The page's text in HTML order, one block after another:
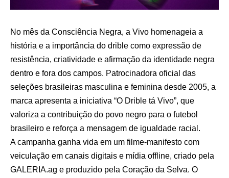
No mês da Consciência Negra, a Vivo homenageia a
história e a importância do drible como expressão de
resistência, criatividade e afirmação da identidade negra
dentro e fora dos campos. Patrocinadora oficial das
seleções brasileiras masculina e feminina desde 2005, a
marca apresenta a iniciativa “O Drible tá Vivo”, que
valoriza a contribuição do povo negro para o futebol
brasileiro e reforça a mensagem de igualdade racial.
A campanha ganha vida em um filme-manifesto com
veiculação em canais digitais e mídia offline, criado pela
GALERIA.ag e produzido pela Coração da Selva. O